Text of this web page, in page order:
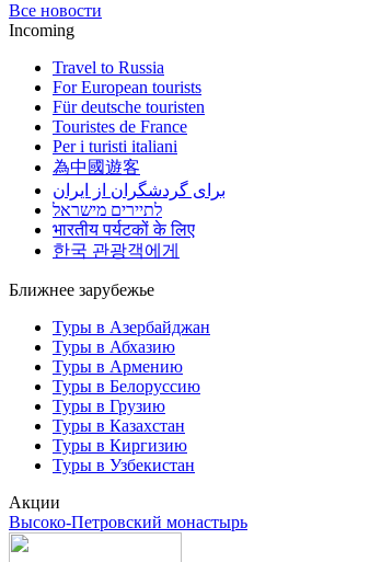
Все новости
Incoming
Travel to Russia
For European tourists
Für deutsche touristen
Touristes de France
Per i turisti italiani
為中國遊客
برای گردشگران از ایران
לתיירים מישראל
भारतीय पर्यटकों के लिए
한국 관광객에게
Ближнее зарубежье
Туры в Азербайджан
Туры в Абхазию
Туры в Армению
Туры в Белоруссию
Туры в Грузию
Туры в Казахстан
Туры в Киргизию
Туры в Узбекистан
Акции
Высоко-Петровский монастырь